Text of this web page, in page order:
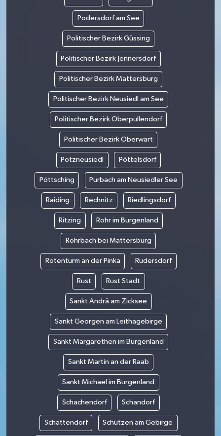
Podersdorf am See
Politischer Bezirk Güssing
Politischer Bezirk Jennersdorf
Politischer Bezirk Mattersburg
Politischer Bezirk Neusiedl am See
Politischer Bezirk Oberpullendorf
Politischer Bezirk Oberwart
Potzneusiedl Pöttelsdorf
Pöttsching Purbach am Neusiedler See
Raiding Rechnitz Riedlingsdorf
Ritzing Rohr im Burgenland
Rohrbach bei Mattersburg
Rotenturm an der Pinka Rudersdorf
Rust Rust Stadt
Sankt Andrä am Zicksee
Sankt Georgen am Leithagebirge
Sankt Margarethen im Burgenland
Sankt Martin an der Raab
Sankt Michael im Burgenland
Schachendorf Schandorf
Schattendorf Schützen am Gebirge